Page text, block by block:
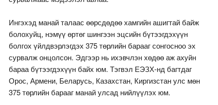
Ингэхэд манай талаас өөрсдөдөө хамгийн ашигтай байж
болохуйц, нэмүү өртөг шингээн эцсийн бүтээгдэхүүн
болгох үйлдвэрлэгдэх 375 төрлийн барааг сонгосноо эх
сурвалж онцолсон. Эдгээр нь ихэвчлэн хөдөө аж ахуйн
бараа бүтээгдэхүүн байх юм. Тэгвэл ЕЭЗХ-нд багтдаг
Орос, Армени, Беларусь, Казахстан, Киргизстан улс мөн
375 төрлийн барааг манай улсад нийлүүлэх юм.